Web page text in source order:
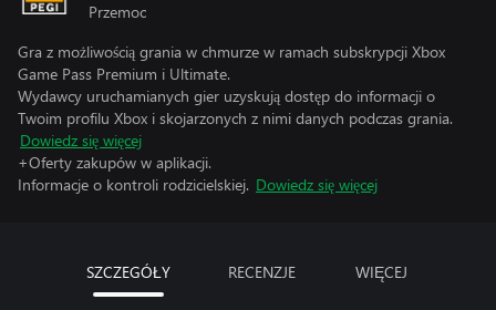
Przemoc
Gra z możliwością grania w chmurze w ramach subskrypcji Xbox
Game Pass Premium i Ultimate.
Wydawcy uruchamianych gier uzyskują dostęp do informacji o
Twoim profilu Xbox i skojarzonych z nimi danych podczas grania.
Dowiedz się więcej
+Oferty zakupów w aplikacji.
Informacje o kontroli rodzicielskiej. Dowiedz się więcej
SZCZEGÓŁY RECENZJE WIĘCEJ